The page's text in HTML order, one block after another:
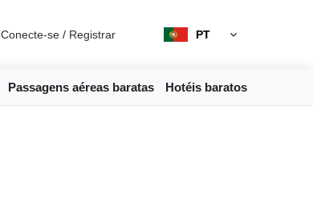
Conecte-se / Registrar PT
Passagens aéreas baratas Hotéis baratos